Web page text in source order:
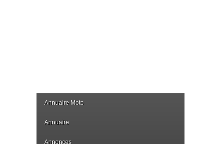
Annuaire Moto
Annuaire
Annonces